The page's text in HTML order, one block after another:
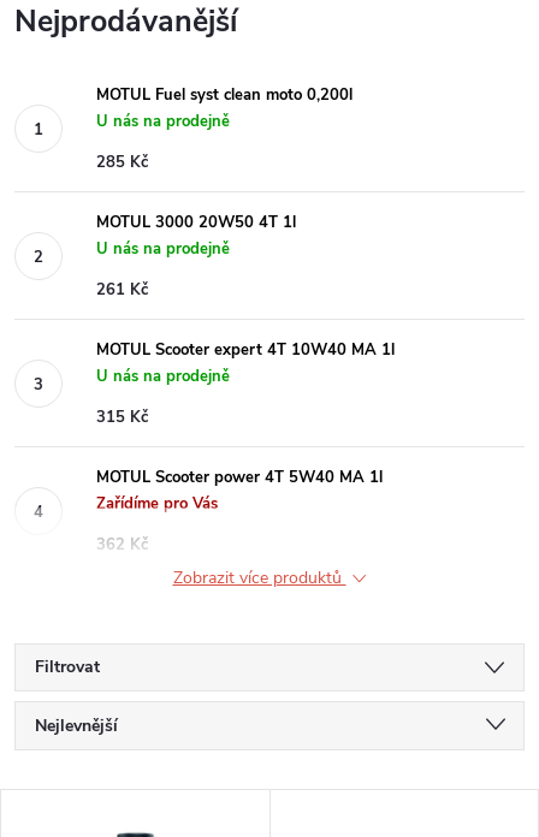
Nejprodávanější
MOTUL Fuel syst clean moto 0,200l
U nás na prodejně
285 Kč
MOTUL 3000 20W50 4T 1l
U nás na prodejně
261 Kč
MOTUL Scooter expert 4T 10W40 MA 1l
U nás na prodejně
315 Kč
MOTUL Scooter power 4T 5W40 MA 1l
Zařídíme pro Vás
362 Kč
Zobrazit více produktů
Filtrovat
Ř
a
Nejlevnější